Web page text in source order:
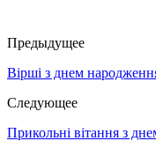
Предыдущее
Вірші з днем
Следующее
Прикольні вітання з